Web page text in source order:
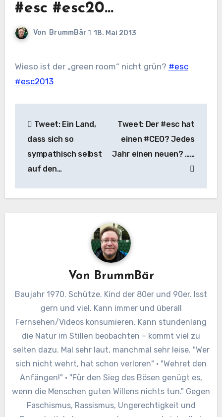
#esc #esc20…
Von BrummBär 18. Mai 2013
Wieso ist der „green room“ nicht grün? #esc
#esc2013
Tweet: Ein Land,
dass sich so
sympathisch selbst
auf den…
Tweet: Der #esc hat
einen #CEO? Jedes
Jahr einen neuen? ……
Von BrummBär
Baujahr 1970. Schütze. Kind der 80er und 90er. Isst
gern und viel. Kann immer und überall
Fernsehen/Videos konsumieren. Kann stundenlang
die Natur im Stillen beobachten – kommt viel zu
selten dazu. Mal sehr laut, manchmal sehr leise. "Wer
sich nicht wehrt, hat schon verloren" · "Wehret den
Anfängen!" · "Für den Sieg des Bösen genügt es,
wenn die Menschen guten Willens nichts tun." Gegen
Faschismus, Rassismus, Ungerechtigkeit und